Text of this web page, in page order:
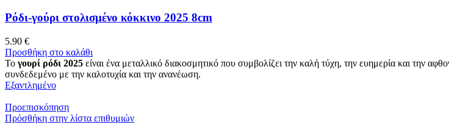
Ρόδι-γούρι στολισμένο κόκκινο 2025 8cm
5.90 €
Προσθήκη στο καλάθι
Το γουρί ρόδι 2025 είναι ένα μεταλλικό διακοσμητικό που συμβολίζει την καλή τύχη, την ευημερία και την
συνδεδεμένο με την καλοτυχία και την ανανέωση.
Εξαντλημένο
Προεπισκόπηση
Πρόσθήκη στην λίστα επιθυμιών